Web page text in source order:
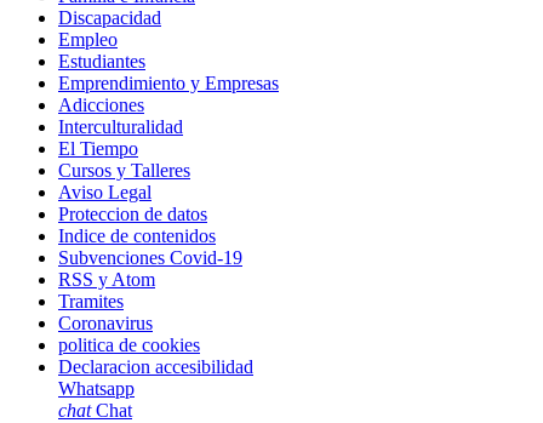
Discapacidad
Empleo
Estudiantes
Emprendimiento y Empresas
Adicciones
Interculturalidad
El Tiempo
Cursos y Talleres
Aviso Legal
Proteccion de datos
Indice de contenidos
Subvenciones Covid-19
RSS y Atom
Tramites
Coronavirus
politica de cookies
Declaracion accesibilidad
Whatsapp
chat Chat